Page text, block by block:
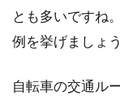
とも多いですね。
例を挙げましょう
自転車の交通ル